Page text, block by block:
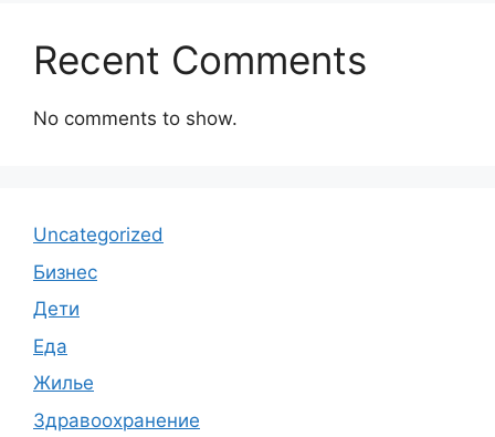
Recent Comments
No comments to show.
Uncategorized
Бизнес
Дети
Еда
Жилье
Здравоохранение